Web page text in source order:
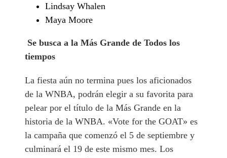
Lindsay Whalen
Maya Moore
Se busca a la Más Grande de Todos los
tiempos
La fiesta aún no termina pues los aficionados
de la WNBA, podrán elegir a su favorita para
pelear por el título de la Más Grande en la
historia de la WNBA. «Vote for the GOAT» es
la campaña que comenzó el 5 de septiembre y
culminará el 19 de este mismo mes. Los